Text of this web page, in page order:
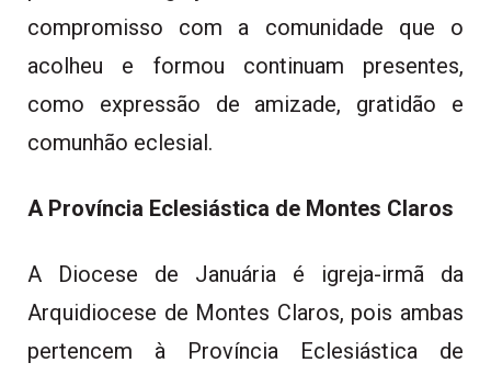
compromisso com a comunidade que o
acolheu e formou continuam presentes,
como expressão de amizade, gratidão e
comunhão eclesial.
A Província Eclesiástica de Montes Claros
A Diocese de Januária é igreja-irmã da
Arquidiocese de Montes Claros, pois ambas
pertencem à Província Eclesiástica de